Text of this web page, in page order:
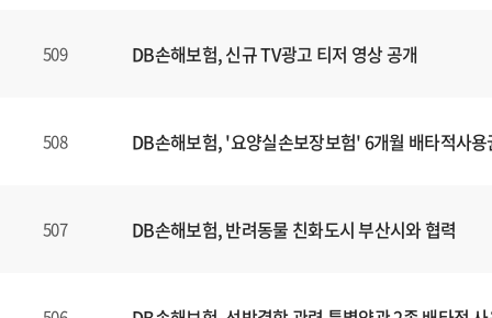
509 DB손해보험, 신규 TV광고 티저 영상 공개
508 DB손해보험, '요양실손보장보험' 6개월 배타적사용
507 DB손해보험, 반려동물 친화도시 부산시와 협력